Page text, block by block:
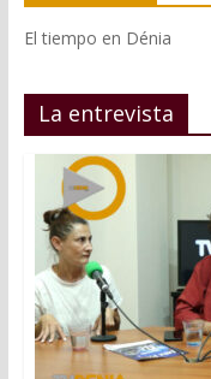
El tiempo en Dénia
La entrevista